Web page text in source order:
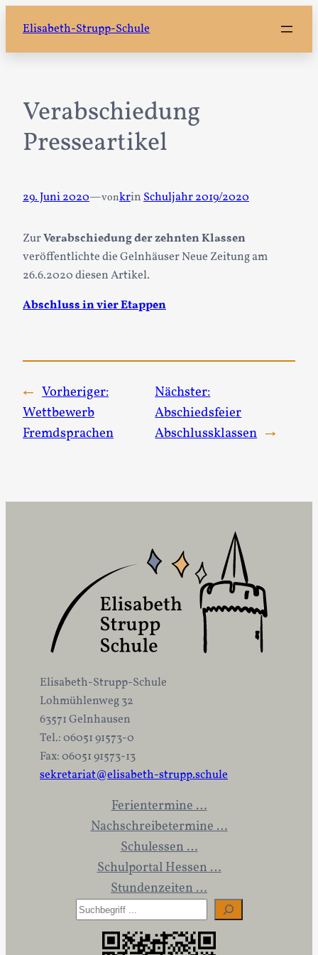
Inhalt
springen
Elisabeth-Strupp-Schule
Verabschiedung
Presseartikel
29. Juni 2020—vonkrin Schuljahr 2019/2020
ZurVerabschiedung der zehnten Klassen
veröffentlichte die Gelnhäuser Neue Zeitung am
26.6.2020 diesen Artikel.
Abschluss in vier Etappen
← Vorheriger:
Wettbewerb
Fremdsprachen
Nächster:
Abschiedsfeier
Abschlussklassen →
Elisabeth-Strupp-Schule
Lohmühlenweg 32
63571 Gelnhausen
Tel.: 06051 91573-0
Fax: 06051 91573-13
sekretariat@elisabeth-strupp.schule
Ferientermine …
Nachschreibetermine …
Schulessen …
Schulportal Hessen …
Stundenzeiten …
S
u